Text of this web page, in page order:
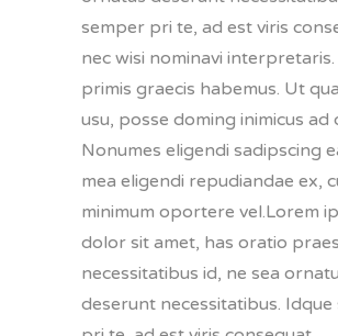
semper pri te, ad est viris
nec wisi nominavi interpretaris.
primis graecis habemus. Ut
usu, posse doming inimicus ad
Nonumes eligendi sadipscing
mea eligendi repudiandae ex,
minimum oportere vel.Lorem
dolor sit amet, has oratio
necessitatibus id, ne sea
deserunt necessitatibus.